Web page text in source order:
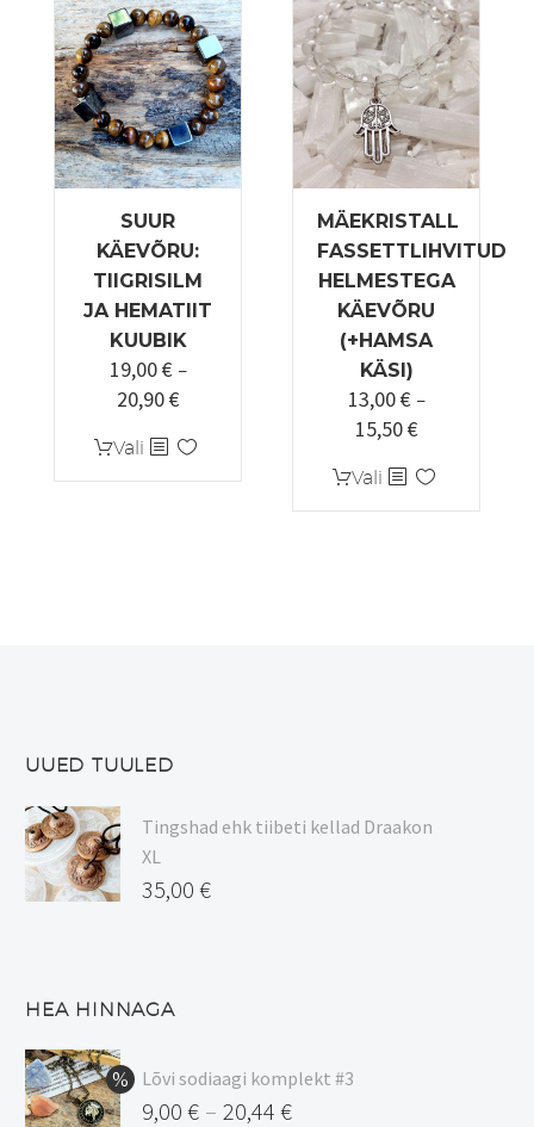
Valikuid
saab
teha
tootelehel.
Valikuid
saab
teha
tootelehel.
SUUR
KÄEVÕRU:
TIIGRISILM
JA HEMATIIT
KUUBIK
19,00€ –
20,90€Hinnavahemik:
kuni
20,90 €
Vali Sellel
tootel
MÄEKRISTALL
FASSETTLIHVITUD
HELMESTEGA
KÄEVÕRU
(+HAMSA
KÄSI)
13,00€ –
15,50€
kuni
15,50 €
Vali Sellel
tootel
UUED TUULED
Tingshad ehk tiibeti kellad Draakon
XL
35,00 €
HEA HINNAGA
Lõvi sodiaagi komplekt #3
9,00 € – 20,44 €